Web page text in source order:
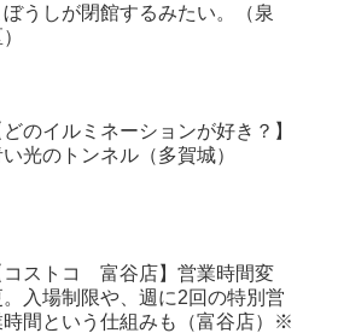
ぼうしが閉館するみたい。（泉
どのイルミネーションが好き？】
光のトンネル（多賀城）
コストコ 富谷店】営業時間変
。入場制限や、週に2回の特別営
時間という仕組みも（富谷店）※